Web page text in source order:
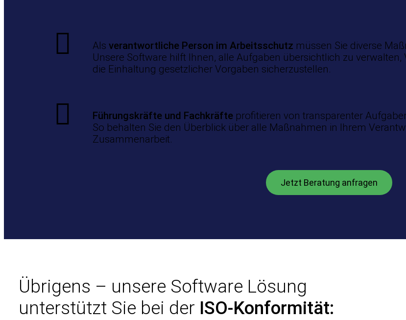
Als verantwortliche Person im Arbeitsschutz müssen Sie diverse
Unsere Software hilft Ihnen, alle Aufgaben übersichtlich zu
die Einhaltung gesetzlicher Vorgaben sicherzustellen.
Führungskräfte und Fachkräfte profitieren von transparenter
So behalten Sie den Überblick über alle Maßnahmen in Ihrem
Zusammenarbeit.
Jetzt Beratung anfragen
Übrigens – unsere Software Lösung
unterstützt Sie bei der ISO-Konformität: